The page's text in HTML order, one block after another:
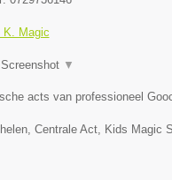
K. Magic
Screenshot ▼
acts van professioneel
Centrale Act, Kids Magic